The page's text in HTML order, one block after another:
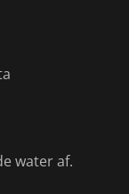
water af.